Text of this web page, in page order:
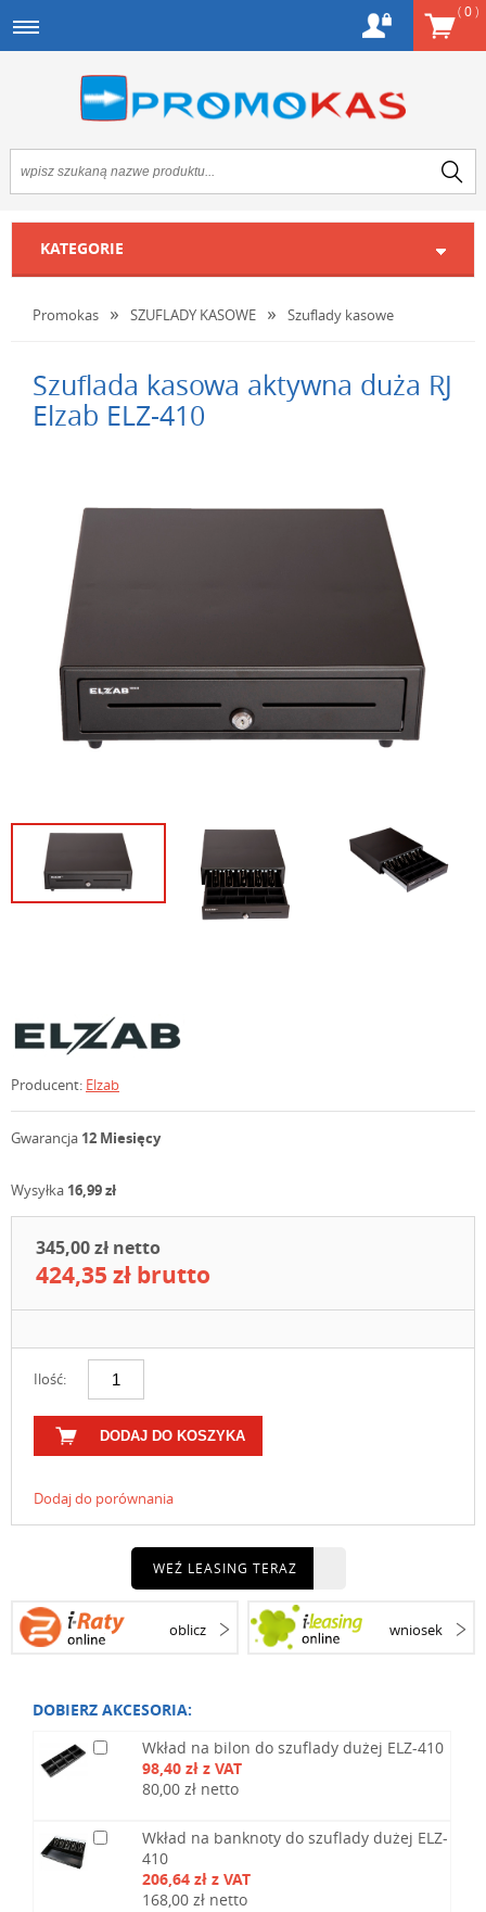
(0)
KATEGORIE
Promokas SZUFLADY KASOWE Szuflady kasowe
Szuflada kasowa aktywna duża RJ
Elzab ELZ-410
Producent: Elzab
Gwarancja 12 Miesięcy
Wysyłka 16,99 zł
345,00 zł netto
424,35 zł brutto
Ilość:
DODAJ DO KOSZYKA
Dodaj do porównania
WEŹ LEASING TERAZ
oblicz wniosek
DOBIERZ AKCESORIA:
Wkład na bilon do szuflady dużej ELZ-410
98,40 zł z VAT
80,00 zł netto
Wkład na banknoty do szuflady dużej ELZ-
410
206,64 zł z VAT
168,00 zł netto